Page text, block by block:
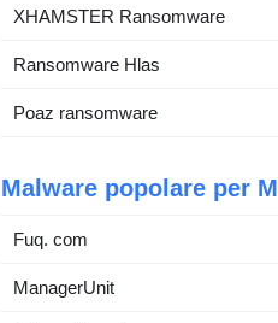
XHAMSTER Ransomware
Ransomware Hlas
Poaz ransomware
Malware popolare per
Fuq. com
ManagerUnit